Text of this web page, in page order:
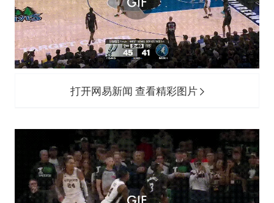
打开网易新闻 查看精彩图片